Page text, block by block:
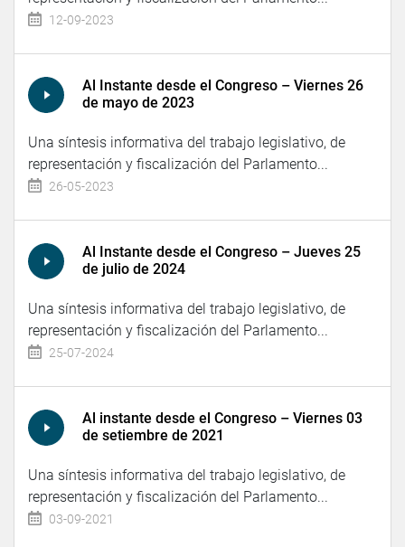
12-09-2023
Al Instante desde el Congreso – Viernes 26
de mayo de 2023
Una síntesis informativa del trabajo legislativo, de
representación y fiscalización del Parlamento...
26-05-2023
Al Instante desde el Congreso – Jueves 25
de julio de 2024
Una síntesis informativa del trabajo legislativo, de
representación y fiscalización del Parlamento...
25-07-2024
Al instante desde el Congreso – Viernes 03
de setiembre de 2021
Una síntesis informativa del trabajo legislativo, de
representación y fiscalización del Parlamento...
03-09-2021